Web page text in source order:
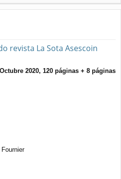
i
revista La Sota Asescoin
2020, 120 páginas + 8 páginas